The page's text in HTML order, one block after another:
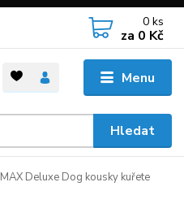
Menu
Hledat
0 ks
za 0 Kč
MAX Deluxe Dog kousky kuřete